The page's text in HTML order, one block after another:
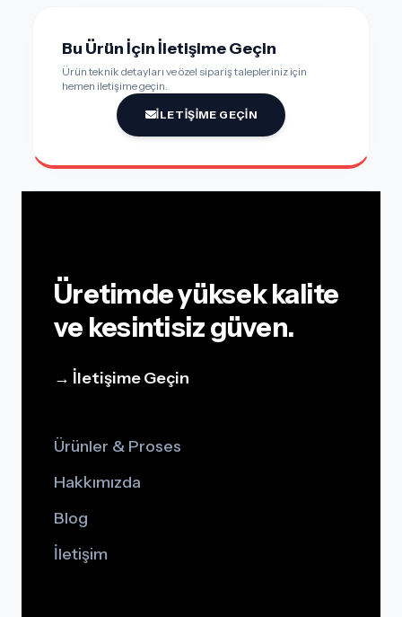
Bu Ürün İçin İletişime Geçin
Ürün teknik detayları ve özel sipariş talepleriniz için
hemen iletişime geçin.
İLETIŞIME GEÇIN
Üretimde yüksek kalite
ve kesintisiz güven.
→ İletişime Geçin
Ürünler & Proses
Hakkımızda
Blog
İletişim